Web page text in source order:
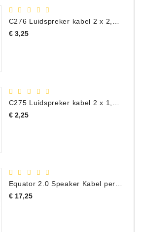
C276 Luidspreker kabel 2 x 2,50 mm² (per meter)
€ 3,25Prijs
€ 2,25Prijs
Equator 2.0 Speaker Kabel per meter
€ 17,25Prijs